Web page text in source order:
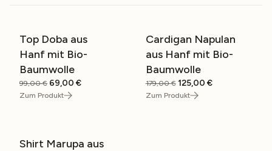
SALE
Top Doba aus
Hanf mit Bio-
Baumwolle
99,00€ Ursprünglicher
Preis
69,00 €Aktueller
Zum Produkt
SALE
Cardigan Napulan
aus Hanf mit Bio-
Baumwolle
179,00€ Ursprünglicher
Preis
125,00 €Aktueller
Zum Produkt
SALE
Shirt Marupa aus